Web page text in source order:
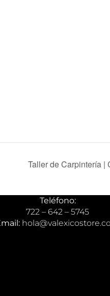
Taller de Carpintería |
Teléfono:
722 – 642 – 5745